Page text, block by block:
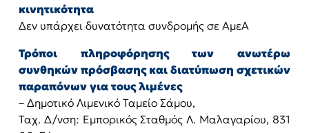
κινητικότητα
Δεν υπάρχει δυνατότητα συνδρομής σε ΑμεΑ
Τρόποι πληροφόρησης των ανωτέρω
συνθηκών πρόσβασης και διατύπωση σχετικών
παραπόνων για τους λιμένες
– Δημοτικό Λιμενικό Ταμείο Σάμου,
Ταχ. Δ/νση: Εμπορικός Σταθμός Λ. Μαλαγαρίου, 831